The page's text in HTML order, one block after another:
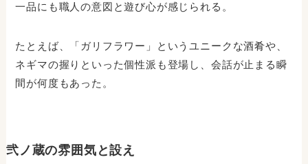
一品にも職人の意図と遊び心が感じられる。
たとえば、「ガリフラワー」というユニークな酒肴や、
ネギマの握りといった個性派も登場し、会話が止まる瞬
間が何度もあった。
弐ノ蔵の雰囲気と設え